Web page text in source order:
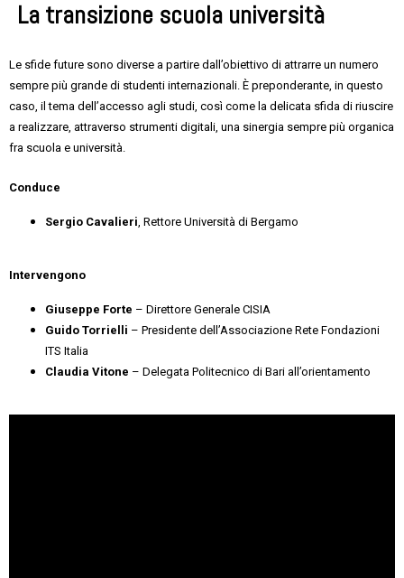
La transizione scuola università
Le sfide future sono diverse a partire dall’obiettivo di attrarre un numero
sempre più grande di studenti internazionali. È preponderante, in questo
caso, il tema dell’accesso agli studi, così come la delicata sfida di riuscire
a realizzare, attraverso strumenti digitali, una sinergia sempre più organica
fra scuola e università.
Conduce
Sergio Cavalieri , Rettore Università di Bergamo
Intervengono
Giuseppe Forte – Direttore Generale CISIA
Guido Torrielli – Presidente dell’Associazione Rete Fondazioni
ITS Italia
Claudia Vitone – Delegata Politecnico di Bari all’orientamento